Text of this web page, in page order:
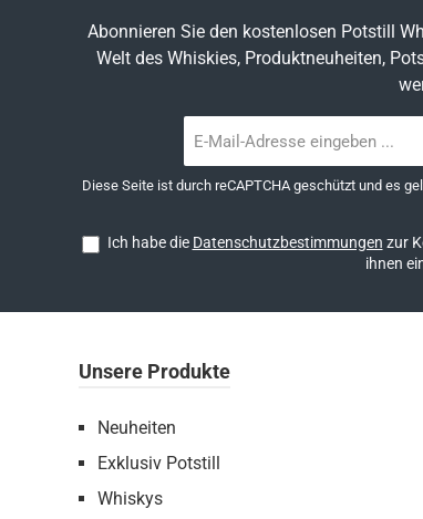
Abonnieren Sie den kostenlosen Potstill
Welt des Whiskies, Produktneuheiten,
Mail-
Diese Seite ist durch reCAPTCHA geschützt und es
Ich habe die Datenschutzbestimmungen zur
ihnen
Unsere Produkte
Neuheiten
Exklusiv Potstill
Whiskys